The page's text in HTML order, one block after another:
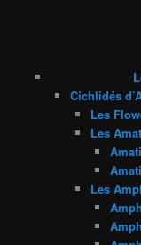
Cichlidés
Les
Les
Les